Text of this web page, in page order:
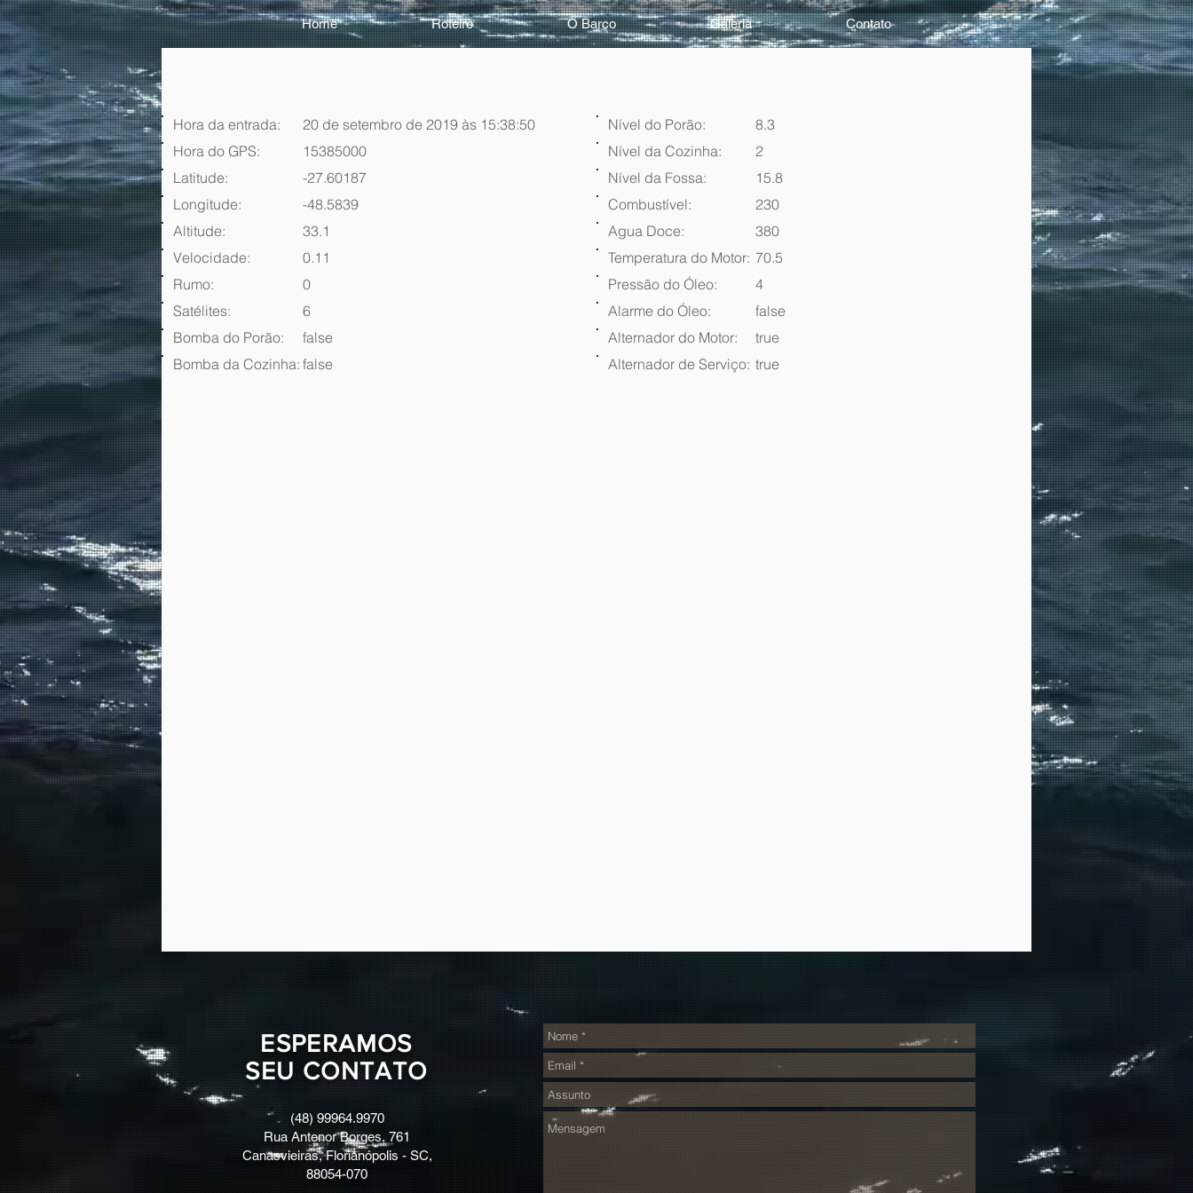
Home Roteiro O Barco Galeria Contato
Hora da entrada:
20 de setembro de 2019 às 15:38:50
Hora do GPS:
15385000
Latitude:
-27.60187
Longitude:
-48.5839
Altitude:
33.1
Velocidade:
0.11
Rumo:
0
Satélites:
6
Bomba do Porão:
false
Bomba da Cozinha: false
Nível do Porão:
8.3
Nível da Cozinha:
2
Nível da Fossa:
15.8
Combustível:
230
Agua Doce:
380
Temperatura do Motor: 70.5
Pressão do Óleo:
4
Alarme do Óleo:
false
Alternador do Motor:
true
Alternador de Serviço: true
ESPERAMOS
SEU CONTATO
(48) 99964.9970
Rua Antenor Borges, 761
Canasvieiras, Florianópolis - SC,
88054-070